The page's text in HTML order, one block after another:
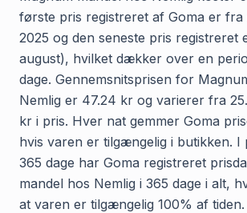
første pris registreret af Goma er fra
2025 og den seneste pris registreret
august), hvilket dækker over en
dage. Gennemsnitsprisen for
Nemlig er 47.24 kr og varierer fra
kr i pris. Hver nat gemmer Goma
hvis varen er tilgængelig i butikken. I
365 dage har Goma registreret
mandel hos Nemlig i 365 dage i alt,
at varen er tilgængelig 100% af